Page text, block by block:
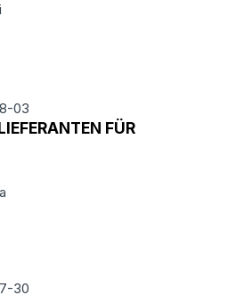
03
FÜR
30